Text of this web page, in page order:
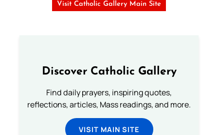
Visit Catholic Gallery Main Site
Discover Catholic Gallery
Find daily prayers, inspiring quotes,
reflections, articles, Mass readings, and more.
VISIT MAIN SITE